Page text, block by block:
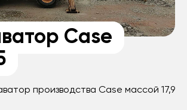
Case
производства Case массой 17,9